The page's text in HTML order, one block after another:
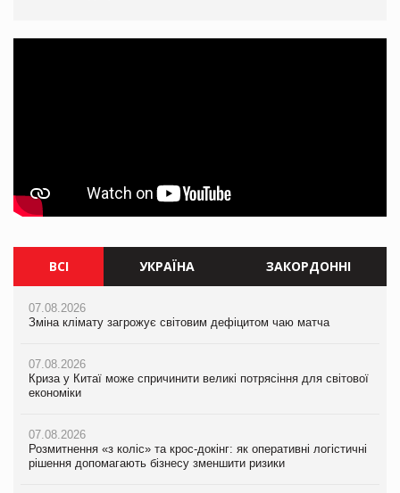
ВСІ УКРАЇНА ЗАКОРДОННІ
07.08.2026
Зміна клімату загрожує світовим дефіцитом чаю матча
07.08.2026
Криза у Китаї може спричинити великі потрясіння для світової
економіки
07.08.2026
Розмитнення «з коліс» та крос-докінг: як оперативні логістичні
рішення допомагають бізнесу зменшити ризики
07.08.2026
Зміна клімату загрожує світовим дефіцитом чаю матча
07.08.2026
Криза у Китаї може спричинити великі потрясіння для світової
економіки
07.08.2026
Розмитнення «з коліс» та крос-докінг: як оперативні логістичні
рішення допомагають бізнесу зменшити ризики
07.08.2026
Зміна клімату загрожує світовим дефіцитом чаю матча
07.08.2026
Криза у Китаї може спричинити великі потрясіння для світової
економіки
07.08.2026
Kraft Heinz скоротила збиток у першому півріччі